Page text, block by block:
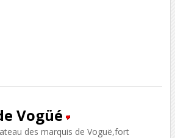
Vogüé
des marquis de Voguë,fort